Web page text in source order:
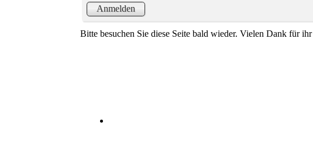
Anmelden
Bitte besuchen Sie diese Seite bald wieder. Vielen Dank für ihr